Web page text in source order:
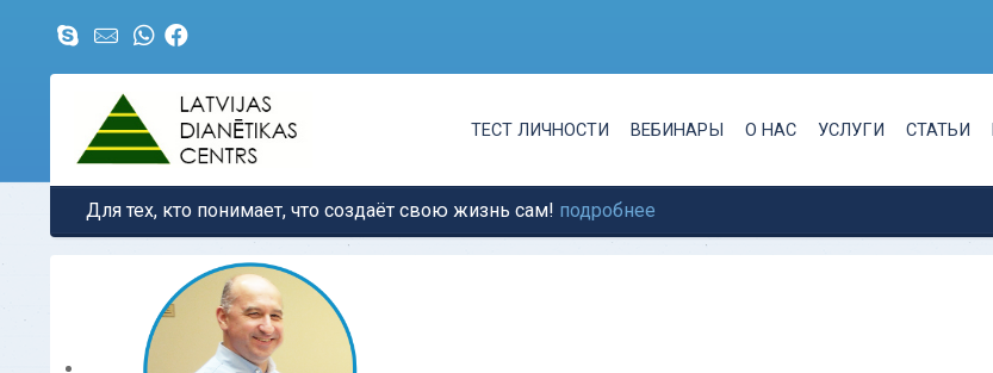
ТЕСТ ЛИЧНОСТИ ВЕБИНАРЫ О НАС УСЛУГИ СТАТЬИ
Для тех, кто понимает, что создаёт свою жизнь сам! подробнее